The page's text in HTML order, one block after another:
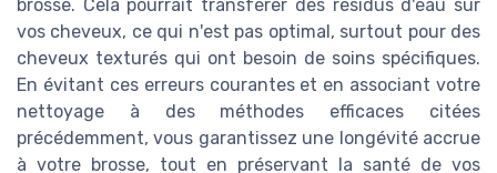
brosse. Cela pourrait transférer des résidus d'eau sur
vos cheveux, ce qui n'est pas optimal, surtout pour des
cheveux texturés qui ont besoin de soins spécifiques.
En évitant ces erreurs courantes et en associant votre
nettoyage à des méthodes efficaces citées
précédemment, vous garantissez une longévité accrue
à votre brosse, tout en préservant la santé de vos